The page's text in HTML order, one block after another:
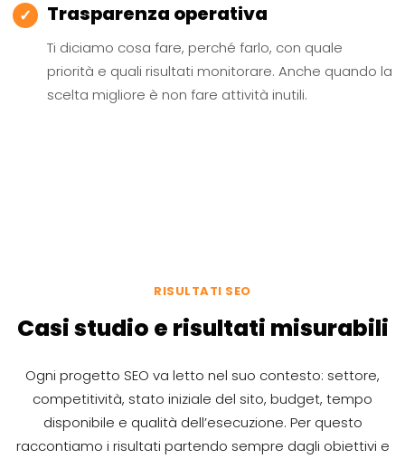
✓ Trasparenza operativa
Ti diciamo cosa fare, perché farlo, con quale
priorità e quali risultati monitorare. Anche quando la
scelta migliore è non fare attività inutili.
RISULTATI SEO
Casi studio e risultati misurabili
Ogni progetto SEO va letto nel suo contesto: settore,
competitività, stato iniziale del sito, budget, tempo
disponibile e qualità dell’esecuzione. Per questo
raccontiamo i risultati partendo sempre dagli obiettivi e